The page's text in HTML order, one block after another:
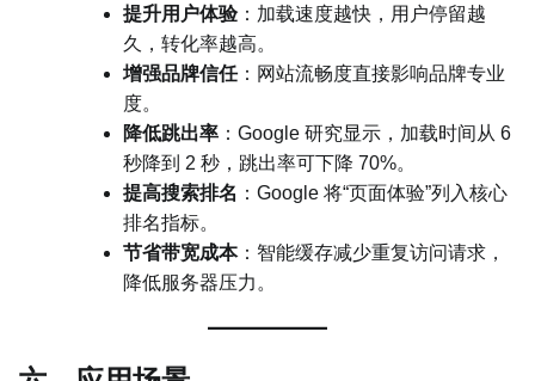
提升用户体验：加载速度越快，用户停留越
久，转化率越高。
增强品牌信任：网站流畅度直接影响品牌专业
度。
降低跳出率 ：Google 研究显示，加载时间从 6
秒降到 2 秒，跳出率可下降 70%。
提高搜索排名 ：Google 将“页面体验”列入核心
排名指标。
节省带宽成本：智能缓存减少重复访问请求，
降低服务器压力。